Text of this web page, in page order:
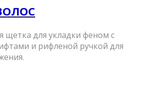
щетка для укладки феном с
и рифленой ручкой для